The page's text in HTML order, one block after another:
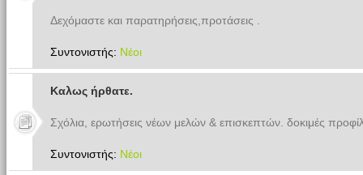
Δεχόμαστε και παρατηρήσεις,προτάσεις .
Συντονιστής: Νέοι
Καλως ήρθατε.
Σχόλια, ερωτήσεις νέων μελών & επισκεπτών. δοκιμές
Συντονιστής: Νέοι